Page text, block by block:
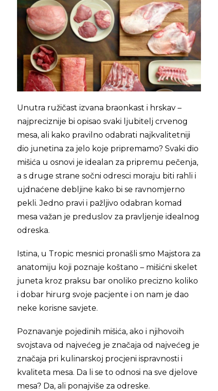
Unutra ružičast izvana braonkast i hrskav –
najpreciznije bi opisao svaki ljubitelj crvenog
mesa, ali kako pravilno odabrati najkvalitetniji
dio junetina za jelo koje pripremamo? Svaki dio
mišića u osnovi je idealan za pripremu pečenja,
a s druge strane sočni odresci moraju biti rahli i
ujdnaćene debljine kako bi se ravnomjerno
pekli. Jedno pravi i pažljivo odabran komad
mesa važan je preduslov za pravljenje idealnog
odreska.
Istina, u Tropic mesnici pronašli smo Majstora za
anatomiju koji poznaje koštano – mišićni skelet
juneta kroz praksu bar onoliko precizno koliko
i dobar hirurg svoje pacjente i on nam je dao
neke korisne savjete.
Poznavanje pojedinih mišića, ako i njihovoih
svojstava od najvećeg je značaja od najvećeg je
značaja pri kulinarskoj procjeni ispravnosti i
kvaliteta mesa. Da li se to odnosi na sve djelove
mesa? Da, ali ponajviše za odreske.